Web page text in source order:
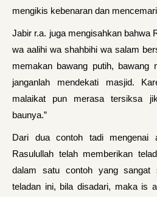
mengikis kebenaran dan
Jabir r.a. juga mengisahkan bahwa
wa aalihi wa shahbihi wa salam
memakan bawang putih, bawang
janganlah mendekati masjid.
malaikat pun merasa tersiksa
baunya.”
Dari dua contoh tadi mengenai
Rasulullah telah memberikan
dalam satu contoh yang sangat
teladan ini, bila disadari, maka is